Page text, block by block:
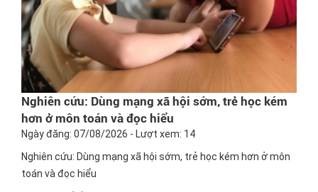
Nghiên cứu: Dùng mạng xã hội sớm, trẻ học kém
hơn ở môn toán và đọc hiểu
Ngày đăng: 07/08/2026 - Lượt xem: 14
Nghiên cứu: Dùng mạng xã hội sớm, trẻ học kém hơn ở môn
toán và đọc hiểu